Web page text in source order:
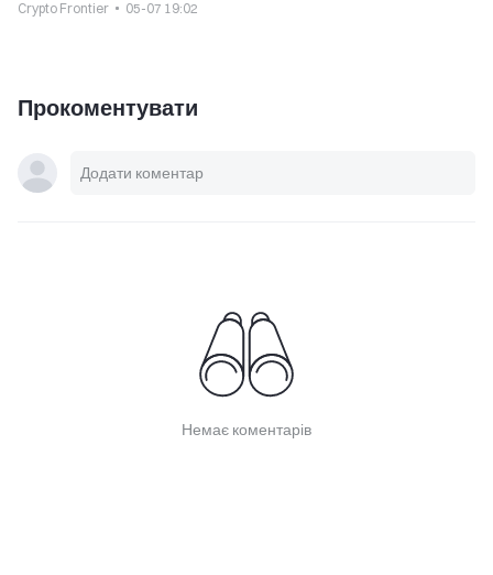
Crypto Frontier 05-07 19:02
Прокоментувати
Немає коментарів